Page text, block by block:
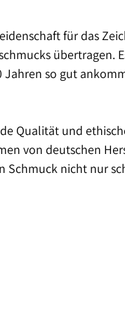
für das
übertragen.
Jahren so gut
Qualität und
von deutschen
Schmuck nicht nur